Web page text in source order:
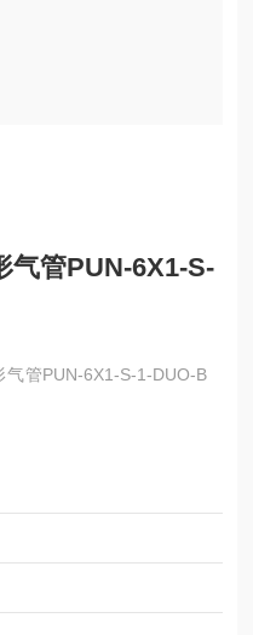
气管PUN-6X1-S-
管PUN-6X1-S-1-DUO-B